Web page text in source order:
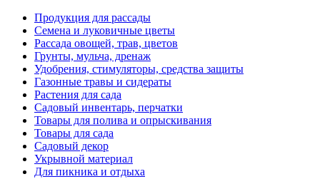
Продукция для рассады
Семена и луковичные цветы
Рассада овощей, трав, цветов
Грунты, мульча, дренаж
Удобрения, стимуляторы, средства защиты
Газонные травы и сидераты
Растения для сада
Садовый инвентарь, перчатки
Товары для полива и опрыскивания
Товары для сада
Садовый декор
Укрывной материал
Для пикника и отдыха